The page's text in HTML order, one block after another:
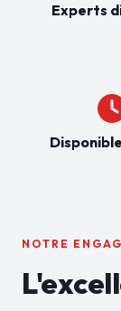
Experts
NOTRE